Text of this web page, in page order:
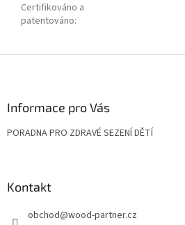
Certifikováno a
patentováno:
Informace pro Vás
PORADNA PRO ZDRAVÉ SEZENÍ DĚTÍ
Kontakt
obchod@wood-partner.cz